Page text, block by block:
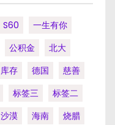
S60
一生有你
公积金
北大
库存 德国
慈善
标签三
标签二
沙漠 海南
烧腊